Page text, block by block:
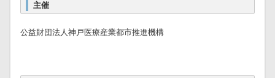
主催
公益財団法人神戸医療産業都市推進機構